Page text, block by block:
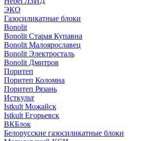
ЭКО
Газосиликатные блоки
Bonolit
Bonolit Старая Купавна
Bonolit Малоярославец
Bonolit Электросталь
Bonolit Дмитров
Поритеп
Поритеп Коломна
Поритеп Рязань
Исткульт
Istkult Можайск
Istkult Егорьевск
ВКБлок
Белорусские газосиликатные блоки